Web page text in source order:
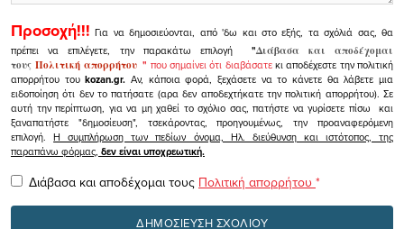
Προσοχή!!! Για να δημοσιεύονται, από 'δω και στο εξής, τα σχόλιά σας, θα
πρέπει να επιλέγετε, την παρακάτω επιλογή
"Διάβασα και αποδέχομαι
τουςΠολιτική απορρήτου" που σημαίνει ότι διαβάσατεκι αποδέχεστε την πολιτική
απορρήτου τουkozan.gr. Αν, κάποια φορά, ξεχάσετε να το κάνετε θα λάβετε μια
ειδοποίηση ότι δεν το πατήσατε (αρα δεν αποδεχτήκατε την πολιτική απορρήτου). Σε
αυτή την περίπτωση, για να μη χαθεί το σχόλιο σας, πατήστε να γυρίσετε πίσω και
ξαναπατήστε "δημοσίευση", τσεκάροντας, προηγουμένως, την προαναφερόμενη
επιλογή.Η συμπλήρωση των πεδίων όνομα, Ηλ. διεύθυνση και ιστότοπος, της
παραπάνω φόρμας, δεν είναι υποχρεωτική.
Διάβασα και αποδέχομαι τους Πολιτική απορρήτου *